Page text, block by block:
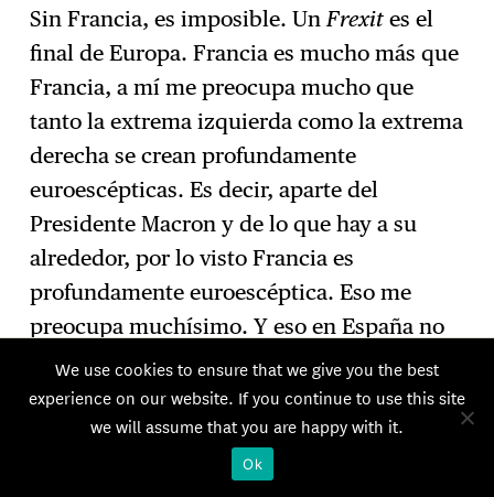
Sin Francia, es imposible. UnFrexit es el
final de Europa. Francia es mucho más que
Francia, a mí me preocupa mucho que
tanto la extrema izquierda como la extrema
derecha se crean profundamente
euroescépticas. Es decir, aparte del
Presidente Macron y de lo que hay a su
alrededor, por lo visto Francia es
profundamente euroescéptica. Eso me
preocupa muchísimo. Y eso en España no
ocurre: en España, la ultraderecha no está
tan consolidada como en Francia o como
en Italia, Hungría o Polonia. En España es
un fenómeno relativamente reciente.
We use cookies to ensure that we give you the best
experience on our website. If you continue to use this site
we will assume that you are happy with it.
Ok